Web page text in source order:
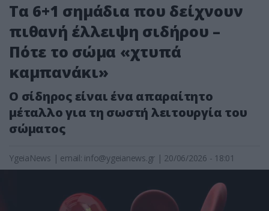
Τα 6+1 σημάδια που δείχνουν
πιθανή έλλειψη σιδήρου –
Πότε το σώμα «χτυπά
καμπανάκι»
Ο σίδηρος είναι ένα απαραίτητο
μέταλλο για τη σωστή λειτουργία του
σώματος
YgeiaNews | email: info@ygeianews.gr | 20/06/2026 - 18:01